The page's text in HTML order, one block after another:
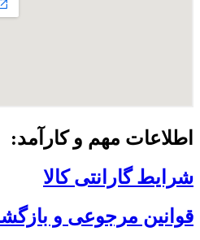
اطلاعات مهم و کارآمد:
شرایط گارانتی کالا
قوانین مرجوعی و